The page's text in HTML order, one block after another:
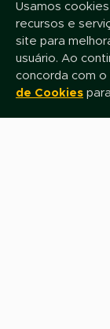
Assine nossa
Usamos
recursos e
site para
usuário. Ao
concorda com
de Cookies